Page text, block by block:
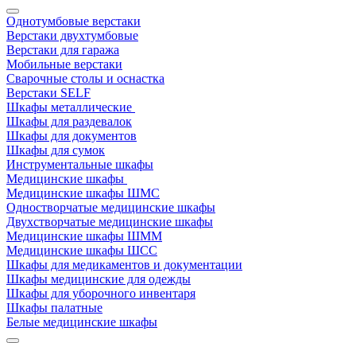
Однотумбовые верстаки
Верстаки двухтумбовые
Верстаки для гаража
Мобильные верстаки
Сварочные столы и оснастка
Верстаки SELF
Шкафы металлические
Шкафы для раздевалок
Шкафы для документов
Шкафы для сумок
Инструментальные шкафы
Медицинские шкафы
Медицинские шкафы ШМС
Одностворчатые медицинские шкафы
Двухстворчатые медицинские шкафы
Медицинские шкафы ШММ
Медицинские шкафы ШСС
Шкафы для медикаментов и документации
Шкафы медицинские для одежды
Шкафы для уборочного инвентаря
Шкафы палатные
Белые медицинские шкафы